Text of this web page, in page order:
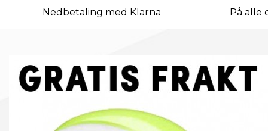
Nedbetaling med Klarna
På alle